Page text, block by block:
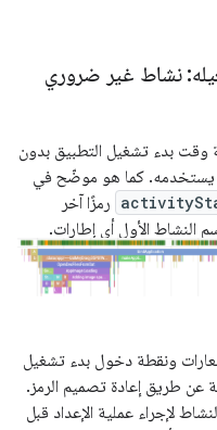
نشاط غير ضروري
وقت بدء تشغيل التطبيق بدون
يستخدمه. كما هو موضّح في
رمزًا آخر
النشاط الأول أي إطارات.
ونقطة دخول بدء تشغيل
عن طريق إعادة تصميم الرمز.
لإجراء عملية الإعداد قبل